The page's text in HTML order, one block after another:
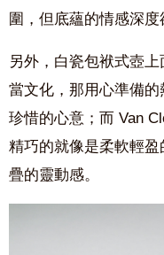
圍，但底蘊的情感深度
另外，白瓷包袱式壺
當文化，那用心準備
珍惜的心意；而 Van
精巧的就像是柔軟輕
疊的靈動感。